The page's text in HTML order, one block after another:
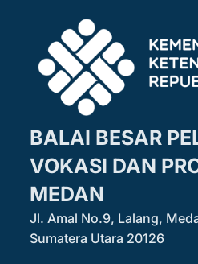
BALAI BESAR
VOKASI DAN
MEDAN
Jl. Amal No.9, Lalang,
Sumatera Utara 20126